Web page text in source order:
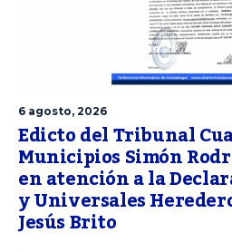
6 agosto, 2026
Edicto del Tribunal
Municipios Simón
en atención a la
y Universales
Jesús Brito